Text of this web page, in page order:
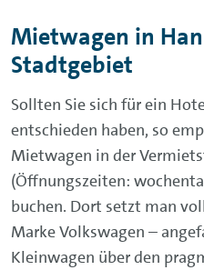
Mietwagen in
Stadtgebiet
Sollten Sie sich für ein
entschieden haben, so
Mietwagen in der
(Öffnungszeiten:
buchen. Dort setzt man
Marke Volkswagen –
Kleinwagen über den